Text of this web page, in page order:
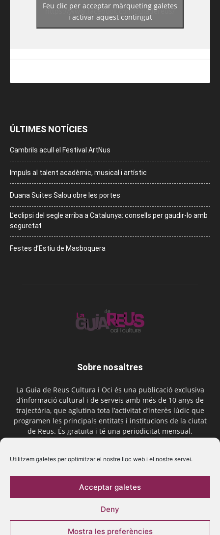
Utilitzem galetes per optimitzar el nostre lloc web i el nostre servei.
Acceptar galetes
Deny
Mostra les preferències
https://www.facebook.com/guiadereus/
Feu clic per acceptar màrqueting galetes
i activar aquest contingut
ÚLTIMES NOTÍCIES
Cambrils acull el Festival ArtNus
Impuls al talent acadèmic, musical i artístic
Duana Suites Salou obre les portes
L’eclipsi del segle arriba a Catalunya: consells per gaudir-lo amb
seguretat
Festes d’Estiu de Masboquera
Sobre nosaltres
La Guia de Reus Cultura i Oci és una publicació exclusiva
d’informació cultural i de serveis amb més de 10 anys de
trajectòria, que aglutina tota l’activitat d’interès lúdic que
programen les principals entitats i institucions de la ciutat
de Reus. És gratuïta i té una periodicitat mensual.
Segueix-nos